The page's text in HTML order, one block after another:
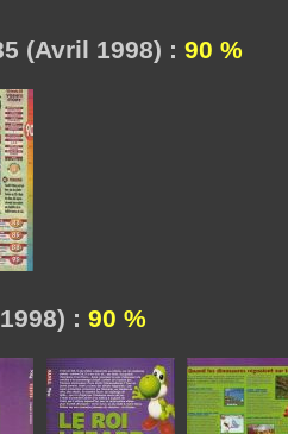
(Avril 1998) : 90 %
: 90 %